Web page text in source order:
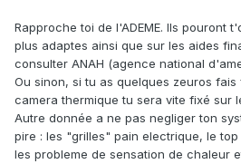
Rapproche toi de l'ADEME. Ils pouront
plus adaptes ainsi que sur les aides
consulter ANAH (agence national
Ou sinon, si tu as quelques zeuros
camera thermique tu sera vite fixé sur
Autre donnée a ne pas negliger ton
pire : les "grilles" pain electrique, le
les probleme de sensation de chaleur